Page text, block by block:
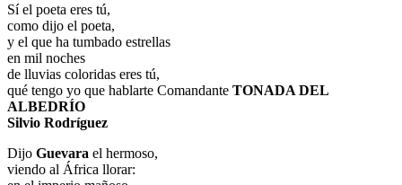
Sí el poeta eres tú,
como dijo el poeta,
y el que ha tumbado estrellas
en mil noches
de lluvias coloridas eres tú,
qué tengo yo que hablarte Comandante TONADA DEL
ALBEDRÍO
Silvio Rodríguez
Dijo Guevara el hermoso,
viendo al África llorar: